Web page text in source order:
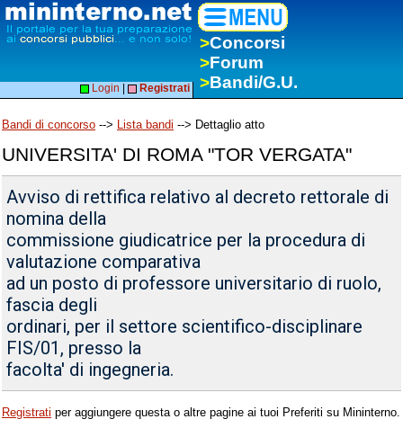
>Concorsi
>Forum
>Bandi/G.U.
Login Registrati
Bandi di concorso --> Lista bandi --> Dettaglio atto
UNIVERSITA' DI ROMA "TOR VERGATA"
Avviso di rettifica relativo al decreto rettorale di
nomina della
commissione giudicatrice per la procedura di
valutazione comparativa
ad un posto di professore universitario di ruolo,
fascia degli
ordinari, per il settore scientifico-disciplinare
FIS/01, presso la
facolta' di ingegneria.
Registrati per aggiungere questa o altre pagine ai tuoi Preferiti su Mininterno.